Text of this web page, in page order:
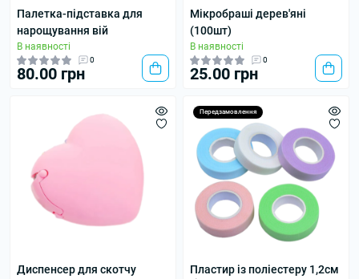
Палетка-підставка для
нарощування вій
В наявності
0
80.00 грн
Мікробраші дерев'яні
(100шт)
В наявності
0
25.00 грн
Диспенсер для скотчу
Передзамовлення
Пластир із поліестеру 1,2см